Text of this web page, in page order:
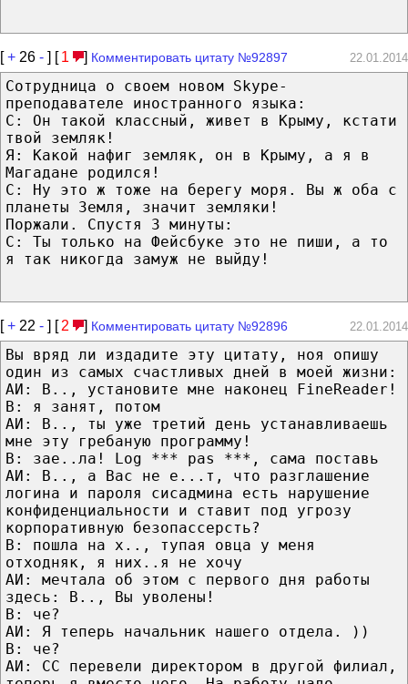
[+ 26 - ] [ 1 ] Комментировать цитату №92897 22.01.2014
Сотрудница о своем новом Skype-
преподавателе иностранного языка:
С: Он такой классный, живет в Крыму, кстати
твой земляк!
Я: Какой нафиг земляк, он в Крыму, а я в
Магадане родился!
С: Ну это ж тоже на берегу моря. Вы ж оба с
планеты Земля, значит земляки!
Поржали. Спустя 3 минуты:
С: Ты только на Фейсбуке это не пиши, а то
я так никогда замуж не выйду!
[+ 22 - ] [ 2 ] Комментировать цитату №92896 22.01.2014
Вы вряд ли издадите эту цитату, ноя опишу
один из самых счастливых дней в моей жизни:
АИ: В.., установите мне наконец FineReader!
В: я занят, потом
АИ: В.., ты уже третий день устанавливаешь
мне эту гребаную программу!
В: зае..ла! Log *** pas ***, сама поставь
АИ: В.., а Вас не е...т, что разглашение
логина и пароля сисадмина есть нарушение
конфиденциальности и ставит под угрозу
корпоративную безопассерсть?
В: пошла на х.., тупая овца у меня
отходняк, я них..я не хочу
АИ: мечтала об этом с первого дня работы
здесь: В.., Вы уволены!
В: че?
АИ: Я теперь начальник нашего отдела. ))
В: че?
АИ: СС перевели директором в другой филиал,